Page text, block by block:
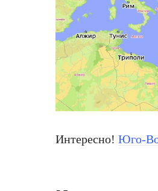
Интересно! Юго-